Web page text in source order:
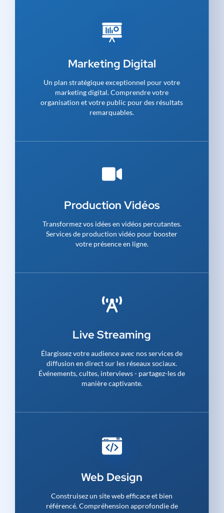
Marketing Digital
Un plan stratégique exceptionnel pour votre
marketing digital. Comprendre votre
organisation et votre public pour des résultats
remarquables.
Production Vidéos
Transformez vos idées en vidéos percutantes.
Services de production vidéo pour booster
votre présence en ligne.
Live Streaming
Élargissez votre audience avec nos services de
diffusion en direct sur les réseaux sociaux.
Événements, cultes, interviews - partagez-les de
manière captivante.
Web Design
Construisez un site web efficace et bien
référencé. Compréhension approfondie de